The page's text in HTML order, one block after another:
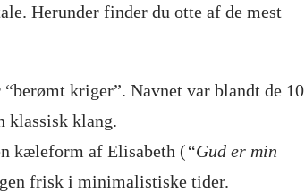
Herunder finder du otte af de mest
“berømt kriger”. Navnet var blandt de 10
klassisk klang.
kæleform af Elisabeth (“Gud er min
frisk i minimalistiske tider.